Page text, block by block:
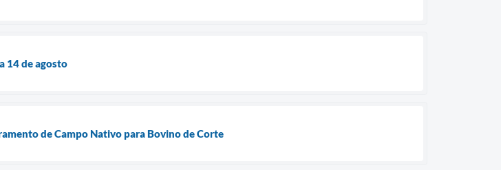
14 de agosto
de Campo Nativo para Bovino de Corte